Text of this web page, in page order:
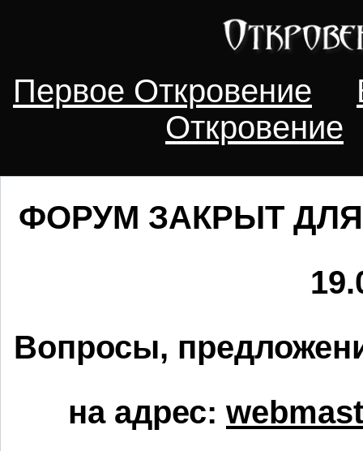
Первое Откровение
Откровение
ФОРУМ ЗАКРЫТ
Вопросы,
на адрес: